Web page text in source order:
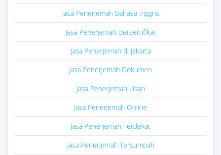
Jasa Penerjemah Bahasa Inggris
Jasa Penerjemah Bersertifikat
Jasa Penerjemah di Jakarta
Jasa Penerjemah Dokumen
Jasa Penerjemah Lisan
Jasa Penerjemah Online
Jasa Penerjemah Terdekat
Jasa Penerjemah Tersumpah